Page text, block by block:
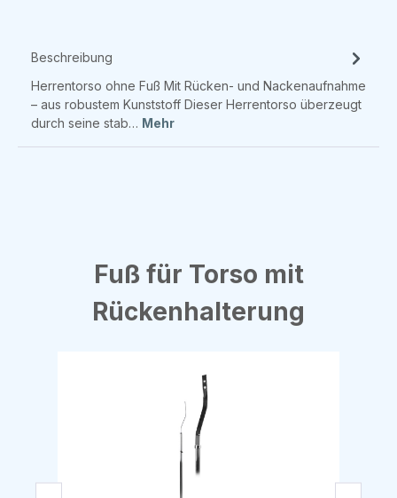
Beschreibung
Herrentorso ohne Fuß Mit Rücken- und Nackenaufnahme
– aus robustem Kunststoff Dieser Herrentorso überzeugt
durch seine stab… Mehr
Produktgalerie überspringen
Fuß für Torso mit
Rückenhalterung